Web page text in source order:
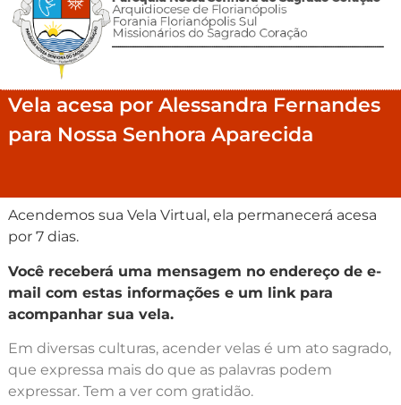
Vela acesa por Alessandra Fernandes
para Nossa Senhora Aparecida
Acendemos sua Vela Virtual, ela permanecerá acesa
por 7 dias.
Você receberá uma mensagem no endereço de e-
mail com estas informações e um link para
acompanhar sua vela.
Em diversas culturas, acender velas é um ato sagrado,
que expressa mais do que as palavras podem
expressar. Tem a ver com gratidão.